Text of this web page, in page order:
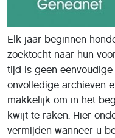
Elk jaar beginnen
zoektocht naar hun
tijd is geen
onvolledige archieven
makkelijk om in het
kwijt te raken. Hier
vermijden wanneer u